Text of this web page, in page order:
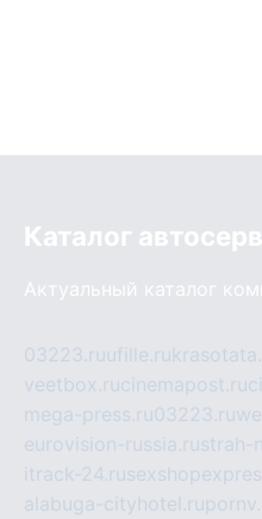
Каталог
Актуальный каталог
03223.ruufille.ru
veetbox.rucinemapost.ru
mega-press.ru03223.ru
eurovision-russia.rustrah-
itrack-24.ru
alabuga-cityhotel.ru